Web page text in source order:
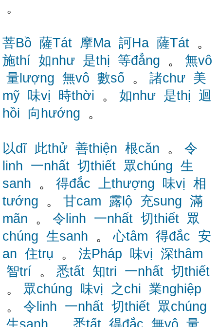
。
菩Bồ 薩Tát 摩Ma 訶Ha 薩Tát 。
施thí 如như 是thị 等đẳng 。 無vô
量lượng 無vô 數số 。 諸chư 美
mỹ 味vị 時thời 。 如như 是thị 迴
hồi
向hướng 。
以dĩ 此thử 善thiện 根căn 。 令
linh 一nhất 切thiết 眾chúng 生
sanh 。 得đắc 上thượng 味vị 相
tướng 。 甘cam 露lộ 充sung 滿
mãn 。 令linh 一nhất 切thiết 眾
chúng 生sanh 。心tâm 得đắc 安
an 住trụ 。 法Pháp 味vị 深thâm
智trí 。 悉tất 知tri 一nhất 切thiết
。 眾chúng 味vị 之chi 業nghiệp
。 令linh 一nhất 切thiết 眾chúng
生sanh
悉tất 得đắc 無vô 量